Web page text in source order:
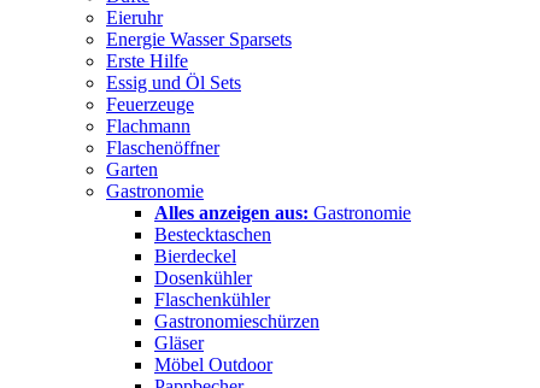
Eieruhr
Energie Wasser Sparsets
Erste Hilfe
Essig und Öl Sets
Feuerzeuge
Flachmann
Flaschenöffner
Garten
Gastronomie
Alles anzeigen aus: Gastronomie
Bestecktaschen
Bierdeckel
Dosenkühler
Flaschenkühler
Gastronomieschürzen
Gläser
Möbel Outdoor